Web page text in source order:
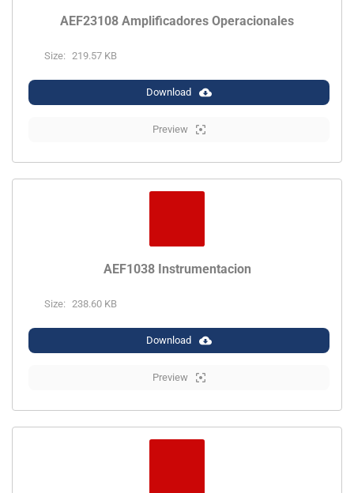
AEF23108 Amplificadores Operacionales
Size: 219.57 KB
Download
Preview
AEF1038 Instrumentacion
Size: 238.60 KB
Download
Preview